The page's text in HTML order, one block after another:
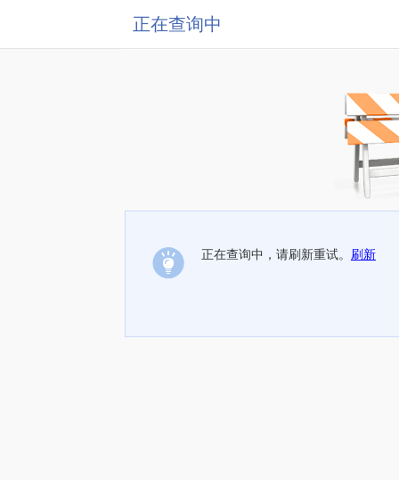
正在查询中
正在查询中，请刷新重试。 刷新